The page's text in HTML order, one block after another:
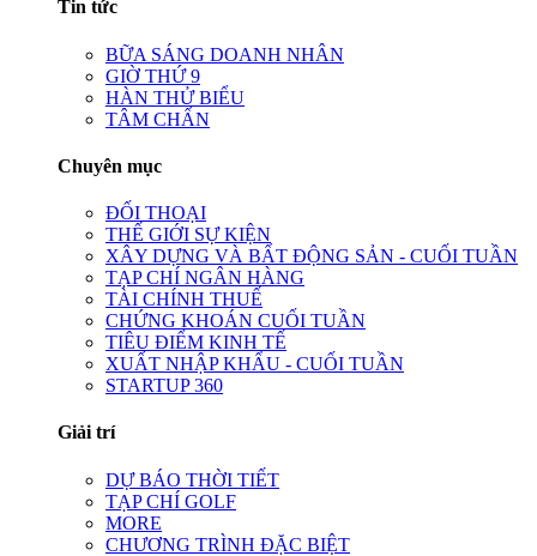
Tin tức
BỮA SÁNG DOANH NHÂN
GIỜ THỨ 9
HÀN THỬ BIỂU
TÂM CHẤN
Chuyên mục
ĐỐI THOẠI
THẾ GIỚI SỰ KIỆN
XÂY DỰNG VÀ BẤT ĐỘNG SẢN - CUỐI TUẦN
TẠP CHÍ NGÂN HÀNG
TÀI CHÍNH THUẾ
CHỨNG KHOÁN CUỐI TUẦN
TIÊU ĐIỂM KINH TẾ
XUẤT NHẬP KHẨU - CUỐI TUẦN
STARTUP 360
Giải trí
DỰ BÁO THỜI TIẾT
TẠP CHÍ GOLF
MORE
CHƯƠNG TRÌNH ĐẶC BIỆT